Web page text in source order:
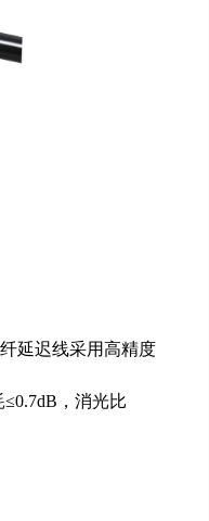
延迟线采用高精度
≤0.7dB ，消光比